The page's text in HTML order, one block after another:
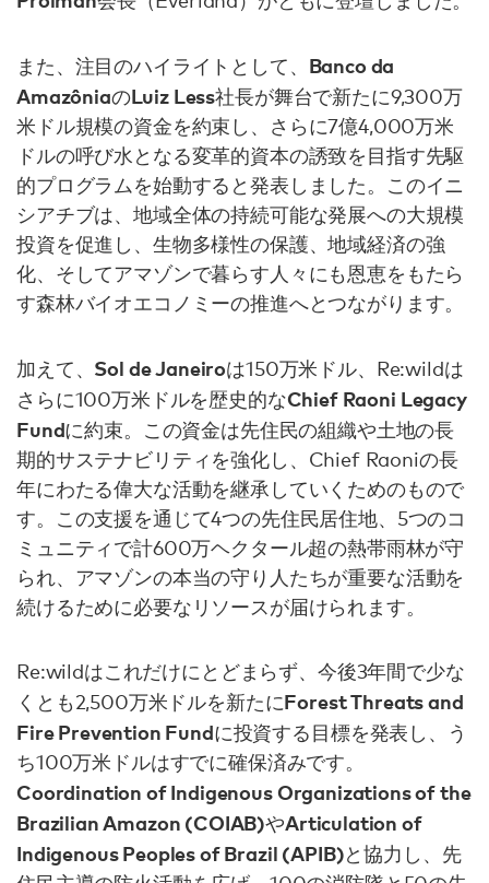
また、注目のハイライトとして、 Banco da
AmazôniaのLuiz Less社長が舞台で新たに9,300万
米ドル規模の資金を約束し、さらに7億4,000万米
ドルの呼び水となる変革的資本の誘致を目指す先駆
的プログラムを始動すると発表しました。このイニ
シアチブは、地域全体の持続可能な発展への大規模
投資を促進し、生物多様性の保護、地域経済の強
化、そしてアマゾンで暮らす人々にも恩恵をもたら
す森林バイオエコノミーの推進へとつながります。
加えて、 Sol de Janeiroは150万米ドル、Re:wildは
さらに100万米ドルを歴史的なChief Raoni Legacy
Fundに約束。この資金は先住民の組織や土地の長
期的サステナビリティを強化し、Chief Raoniの長
年にわたる偉大な活動を継承していくためのもので
す。この支援を通じて4つの先住民居住地、5つのコ
ミュニティで計600万ヘクタール超の熱帯雨林が守
られ、アマゾンの本当の守り人たちが重要な活動を
続けるために必要なリソースが届けられます。
Re:wildはこれだけにとどまらず、今後3年間で少な
くとも2,500万米ドルを新たにForest Threats and
Fire Prevention Fundに投資する目標を発表し、う
ち100万米ドルはすでに確保済みです。
Coordination of Indigenous Organizations of the
Brazilian Amazon (COIAB)やArticulation of
Indigenous Peoples of Brazil (APIB)と協力し、先